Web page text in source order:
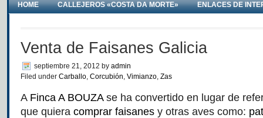
HOME CALLEJEROS «COSTA DA MORTE» ENLACES DE
Venta de Faisanes Galicia
septiembre 21, 2012 by admin
Filed under Carballo, Corcubión, Vimianzo, Zas
A Finca A BOUZA se ha convertido en lugar de
que quiera comprar faisanes y otras aves como: